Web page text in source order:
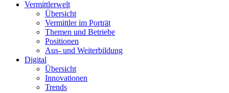
Vermittlerwelt
Übersicht
Vermittler im Porträt
Themen und Betriebe
Positionen
Aus- und Weiterbildung
Digital
Übersicht
Innovationen
Trends